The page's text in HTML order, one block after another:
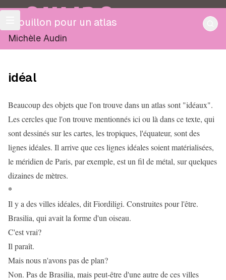
OULIPO
Brouillon pour un atlas
Michèle Audin
idéal
Beaucoup des objets que l'on trouve dans un atlas sont "idéaux".
Les cercles que l'on trouve mentionnés ici ou là dans ce texte, qui
sont dessinés sur les cartes, les tropiques, l'équateur, sont des
lignes idéales. Il arrive que ces lignes idéales soient matérialisées,
le méridien de Paris, par exemple, est un fil de métal, sur quelques
dizaines de mètres.
*
Il y a des villes idéales, dit Fiordiligi. Construites pour l'être.
Brasilia, qui avait la forme d'un oiseau.
C'est vrai?
Il paraît.
Mais nous n'avons pas de plan?
Non. Pas de Brasilia, mais peut-être d'une autre de ces villes